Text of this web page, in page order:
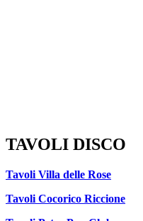
TAVOLI DISCO
Tavoli Villa delle Rose
Tavoli Cocorico Riccione